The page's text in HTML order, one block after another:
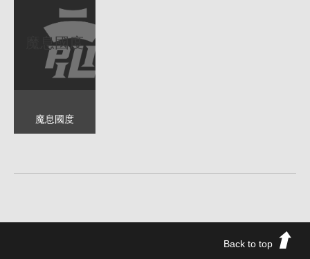
魔息國度
魔息國度
Back to top